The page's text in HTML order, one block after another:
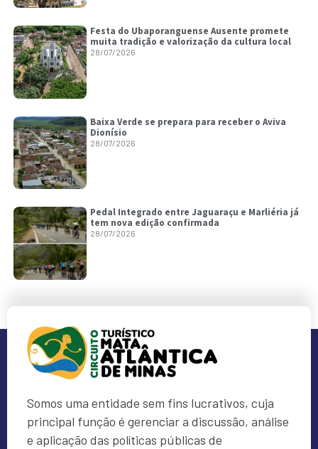
Festa do Ubaporanguense Ausente promete
muita tradição e valorização da cultura local
28/07/2026
Baixa Verde se prepara para receber o Aviva
Dionísio
28/07/2026
Pedal Integrado entre Jaguaraçu e Marliéria já
tem nova edição confirmada
28/07/2026
Somos uma entidade sem fins lucrativos, cuja
principal função é gerenciar a discussão, análise
e aplicação das políticas públicas de